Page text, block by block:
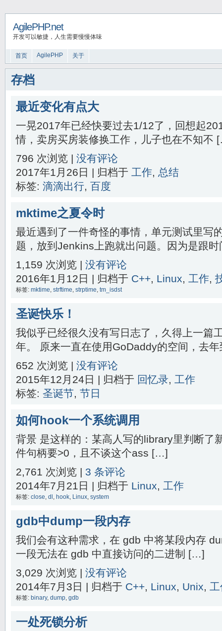
AgilePHP.net
开发可以敏捷，人生需要慢慢体味
首页 AgilePHP 关于
存档
最近变化有点大
一晃2017年已经快要过去1/12了，回想起
情，卖房买房装修换工作，儿子也在不知不
796 次浏览 | 没有评论
2017年1月26日 | 归档于 工作, 总结
标签: 滴滴出行, 百度
mktime之夏令时
最近遇到了一件奇怪的事情，单元测试里写
题，放到Jenkins上跑就出问题。因为是跟
1,159 次浏览 | 没有评论
2016年1月12日 | 归档于 C++, Linux, 工作,
标签: mktime, strftime, strptime, tm_isdst
圣诞快乐！
我似乎已经很久没有写日志了，久得上一篇
年。 原来一直在使用GoDaddy的空间，去
652 次浏览 | 没有评论
2015年12月24日 | 归档于 回忆录, 工作
标签: 圣诞节, 节日
如何hook一个系统调用
背景 是这样的：某高人写的library里判断了
件句柄要>0，且不谈这个ass […]
2,761 次浏览 | 3 条评论
2014年7月21日 | 归档于 Linux, 工作
标签: close, dl , hook, Linux, system
gdb中dump一段内存
我们会有这种需求，在 gdb 中将某段内存
一段无法在 gdb 中直接访问的二进制 […]
3,029 次浏览 | 没有评论
2014年7月3日 | 归档于 C++, Linux, Unix,
标签: binary, dump, gdb
一处死锁分析